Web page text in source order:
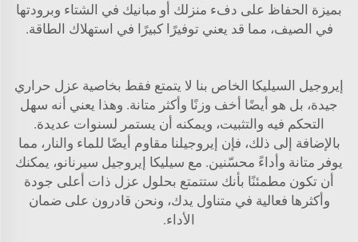
بميزة الحفاظ على دفء منزلك أو مبانيك في الشتاء وبرودتها
في الصيف، مما قد يعني توفيرًا كبيرًا في استهلاك الطاقة.
إيروجيل السيليكا الخاص بنا لا يتمتع فقط بخاصية عزل حراري
جيدة، بل هو أيضًا أخف وزنًا وأكثر متانة. وهذا يعني أنه سهل
التحكم فيه والتثبيت، ويمكنه أن يستمر لسنوات عديدة.
بالإضافة إلى ذلك، فإن إيروجيلنا مقاوم أيضًا للماء والنار، مما
يوفر متانة وأداءً محسّنين. مع سيليكا إيروجيل سيرنانو، يمكنك
أن تكون مطمئنًا بأنك ستتمتع بحلول عزل ذات أعلى جودة
وأكثرها فعالية في متناول يدك، ونحن قادرون على ضمان
الأداء.